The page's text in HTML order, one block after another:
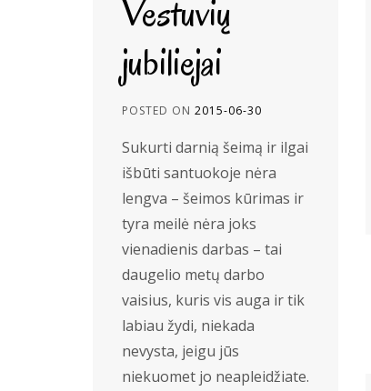
Vestuvių
jubiliejai
POSTED ON 2015-06-30
Sukurti darnią šeimą ir ilgai
išbūti santuokoje nėra
lengva – šeimos kūrimas ir
tyra meilė nėra joks
vienadienis darbas – tai
daugelio metų darbo
vaisius, kuris vis auga ir tik
labiau žydi, niekada
nevysta, jeigu jūs
niekuomet jo neapleidžiate.